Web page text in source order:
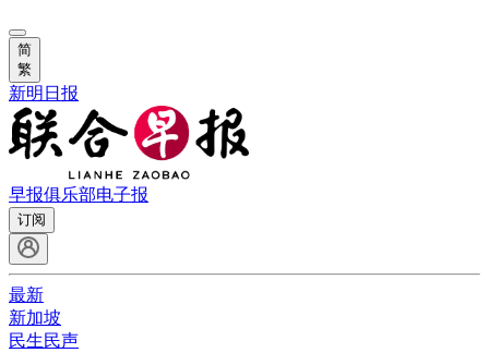
简
繁
新明日报
早报俱乐部电子报
订阅
最新
新加坡
民生民声